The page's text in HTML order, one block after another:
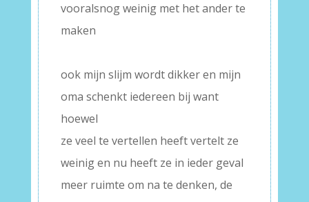
vooralsnog weinig met het ander te
maken
ook mijn slijm wordt dikker en mijn
oma schenkt iedereen bij want
hoewel
ze veel te vertellen heeft vertelt ze
weinig en nu heeft ze in ieder geval
meer ruimte om na te denken, de